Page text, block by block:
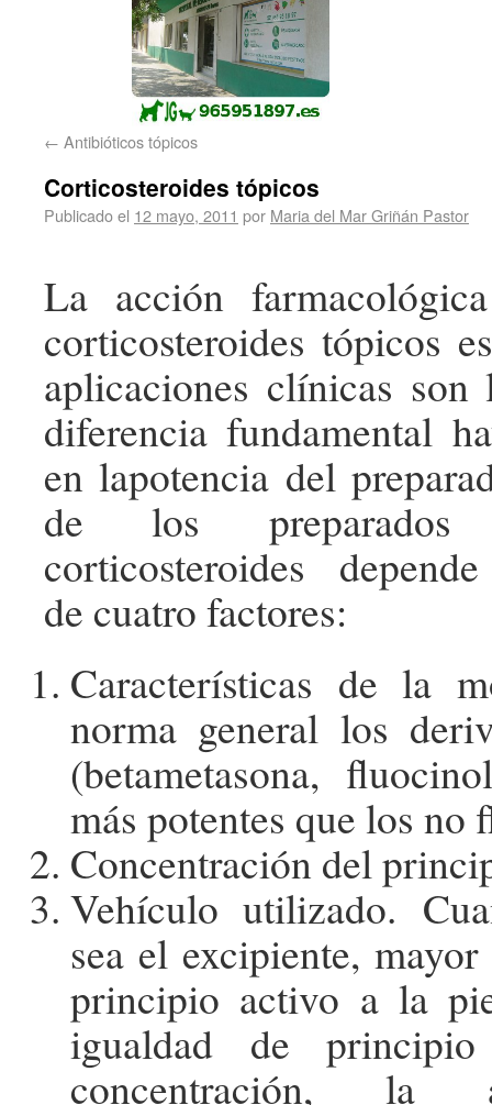
← Antibióticos tópicos
Corticosteroides tópicos
Publicado el 12 mayo, 2011 por Maria del Mar Griñán Pastor
La acción
corticosteroides tópicos
aplicaciones clínicas son
diferencia fundamental
en lapotencia del
de los
corticosteroides
de cuatro factores:
Características de la
norma general los
(betametasona,
más potentes que los no
Concentración del
Vehículo utilizado.
sea el excipiente,
principio activo a la
igualdad de
concentración, la